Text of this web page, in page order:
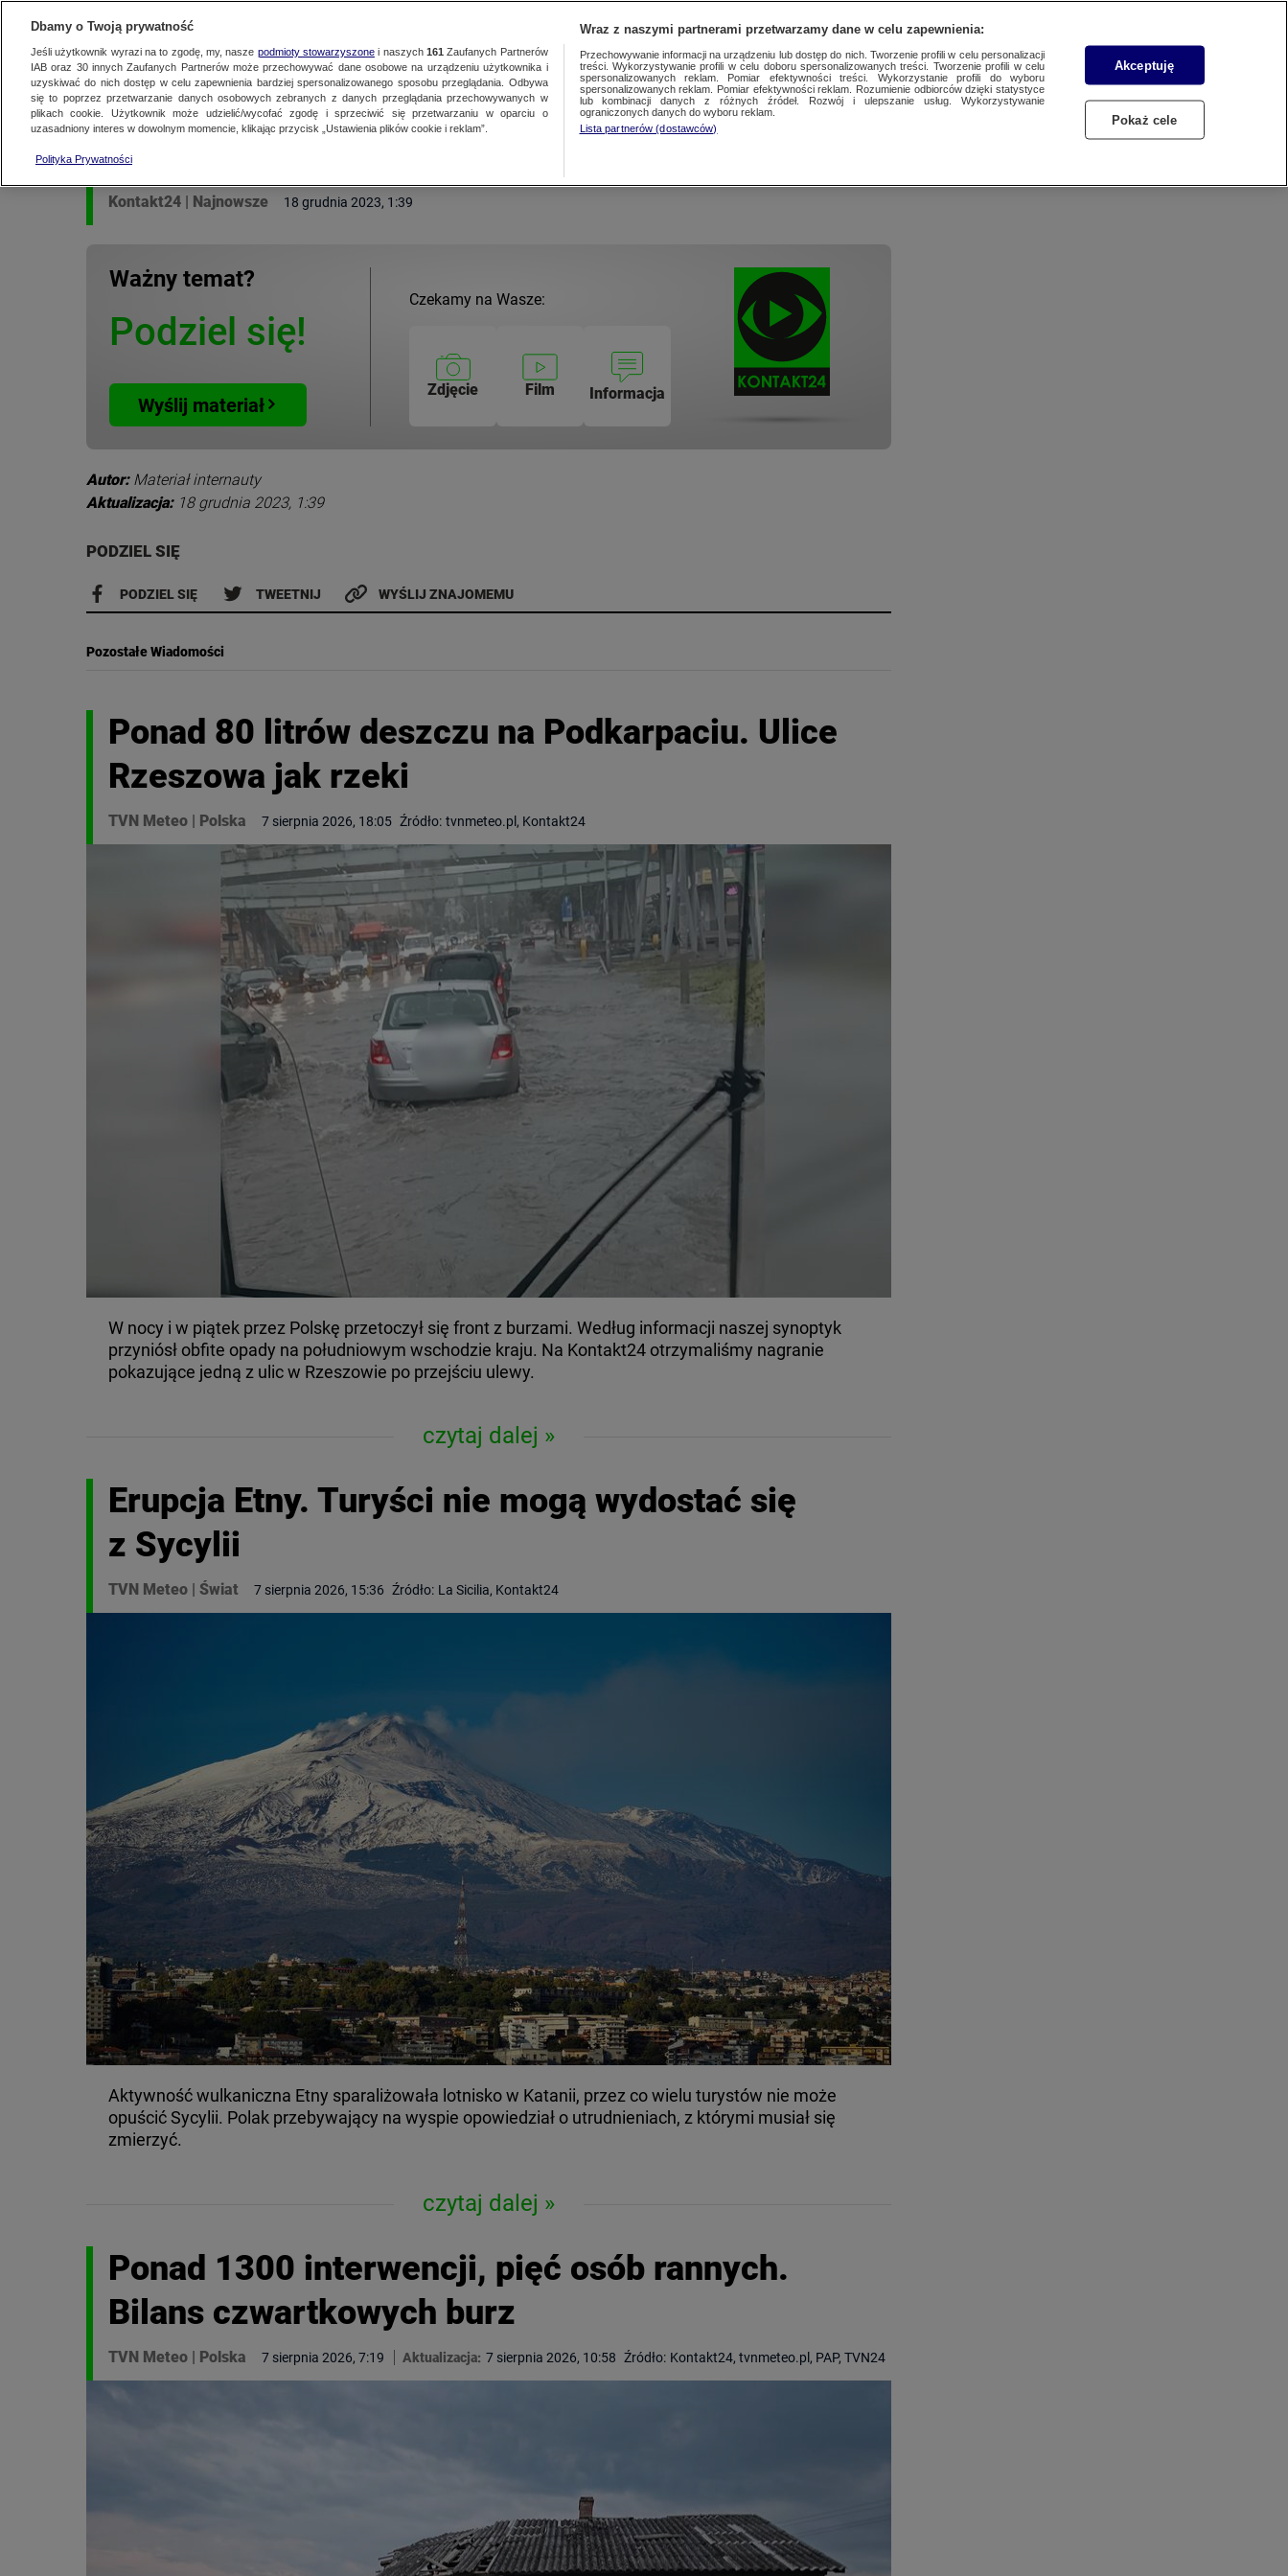
KONTAKT24 GORĄCE TEMATY WYŚLIJ MATERIAŁ
MATERIAŁ UŻYTKOWNIKA
Spadł z Dachu podczas prac dekarskich
Kontakt24 | Najnowsze 18 grudnia 2023, 1:39
Ważny temat?
Podziel się!
Wyślij materiał
Czekamy na Wasze:
Zdjęcie Film Informacja
Autor: Materiał internauty
Aktualizacja: 18 grudnia 2023, 1:39
PODZIEL SIĘ
PODZIEL SIĘ TWEETNIJ WYŚLIJ ZNAJOMEMU
Pozostałe Wiadomości
czytaj dalej
W nocy i w piątek przez Polskę przetoczył się front z burzami. Według informacji naszej synoptyk
przyniósł obfite opady na południowym wschodzie kraju. Na Kontakt24 otrzymaliśmy nagranie
pokazujące jedną z ulic w Rzeszowie po przejściu ulewy.
Ponad 80 litrów deszczu na Podkarpaciu. Ulice
Rzeszowa jak rzeki
TVN Meteo Polska 7 sierpnia 2026, 18:05 Źródło: tvnmeteo.pl, Kontakt24
czytaj dalej
Aktywność wulkaniczna Etny sparaliżowała lotnisko w Katanii, przez co wielu turystów nie może
opuścić Sycylii. Polak przebywający na wyspie opowiedział o utrudnieniach, z którymi musiał się
zmierzyć.
Erupcja Etny. Turyści nie mogą wydostać się
z Sycylii
TVN Meteo | Świat 7 sierpnia 2026, 15:36 Źródło: La Sicilia, Kontakt24
Ponad 1300 interwencji, pięć osób rannych.
Bilans czwartkowych burz
TVN Meteo Polska 7 sierpnia 2026, 7:19 Aktualizacja: 7 sierpnia 2026, 10:58 Źródło: Kontakt24, tvnmeteo.pl, PAP, TVN24
Dbamy o Twoją prywatność
Jeśli użytkownik wyrazi na to zgodę, my, nasze podmioty stowarzyszonei naszych 161 Zaufanych Partnerów
IAB oraz 30innych Zaufanych Partnerów może przechowywać dane osobowe na urządzeniu użytkownika i
uzyskiwać do nich dostęp w celu zapewnienia bardziej spersonalizowanego sposobu przeglądania. Odbywa
się to poprzez przetwarzanie danych osobowych zebranych z danych przeglądania przechowywanych w
plikach cookie. Użytkownik może udzielić/wycofać zgodę i sprzeciwić się przetwarzaniu w oparciu o
uzasadniony interes w dowolnym momencie, klikając przycisk „Ustawienia plików cookie i reklam”.
Polityka Prywatności
Wraz z naszymi partnerami przetwarzamy dane w celu zapewnienia:
Przechowywanie informacji na urządzeniu lub dostęp do nich. Tworzenie profili w celu personalizacji
treści. Wykorzystywanie profili w celu doboru spersonalizowanych treści. Tworzenie profili w celu
spersonalizowanych reklam. Pomiar efektywności treści. Wykorzystanie profili do wyboru
spersonalizowanych reklam. Pomiar efektywności reklam. Rozumienie odbiorców dzięki statystyce
lub kombinacji danych z różnych źródeł. Rozwój i ulepszanie usług. Wykorzystywanie
ograniczonych danych do wyboru reklam.
Lista partnerów (dostawców)
Akceptuję
Pokaż cele